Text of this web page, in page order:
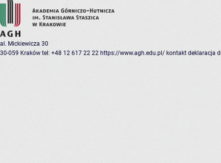
al. Mickiewicza 30
30-059 Kraków tel: +48 12 617 22 22 https://www.agh.edu.pl/ kontakt deklaracja